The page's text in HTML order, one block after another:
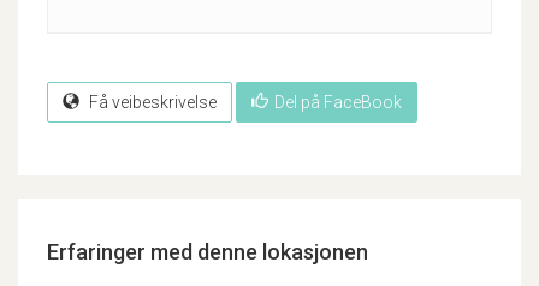
Få veibeskrivelse Del på FaceBook
Erfaringer med denne lokasjonen